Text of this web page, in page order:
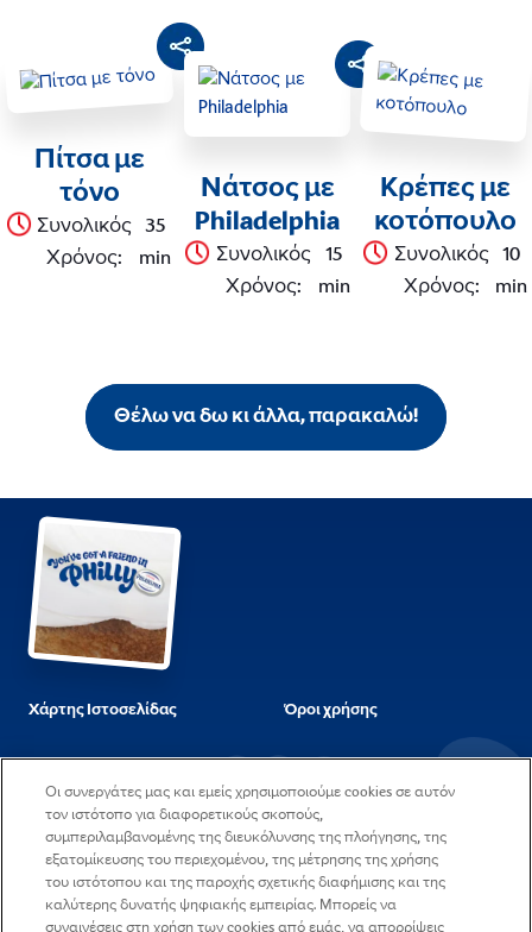
Πίτσα με
τόνο
Συνολικός
Χρόνος:
35
min
Νάτσος με
Philadelphia
Συνολικός
Χρόνος:
15
min
Κρέπες με
κοτόπουλο
Συνολικός
Χρόνος:
10
min
Θέλω να δω κι άλλα, παρακαλώ!
Χάρτης Ιστοσελίδας
Η πολιτική μας για τα
Δήλωση Απορρήτου
Όροι χρήσης
διεύθυνση
Επικοινωνήστε μαζί μας
Θέσεις εργασίας
Οι συνεργάτες μας και εμείς χρησιμοποιούμε cookies σε αυτόν
τον ιστότοπο για διαφορετικούς σκοπούς,
συμπεριλαμβανομένης της διευκόλυνσης της πλοήγησης, της
εξατομίκευσης του περιεχομένου, της μέτρησης της χρήσης
του ιστότοπου και της παροχής σχετικής διαφήμισης και της
καλύτερης δυνατής ψηφιακής εμπειρίας. Μπορείς να
συναινέσεις στη χρήση των cookies από εμάς, να απορρίψεις